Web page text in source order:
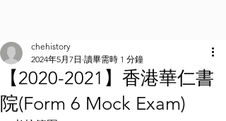
【2020-2021】香港華仁書
院(Form 6 Mock Exam)
chehistory
2024年5月7日 讀畢需時 1 分鐘